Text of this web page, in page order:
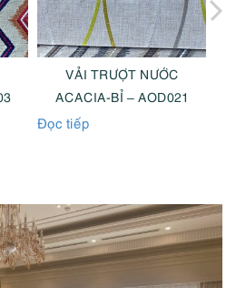
VẢI TRƯỢT NƯỚC
ACACIA-BỈ – AOD021
Đọc tiếp